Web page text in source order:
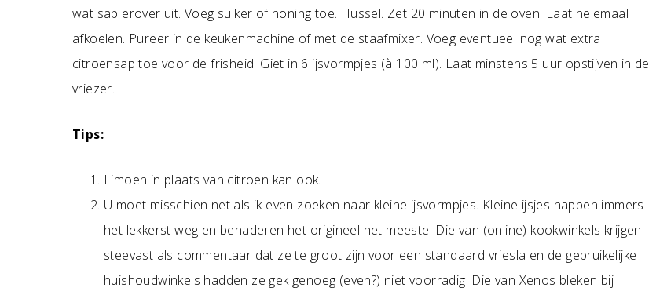
wat sap erover uit. Voeg suiker of honing toe. Hussel. Zet 20 minuten in de oven. Laat helemaal
afkoelen. Pureer in de keukenmachine of met de staafmixer. Voeg eventueel nog wat extra
citroensap toe voor de frisheid. Giet in 6 ijsvormpjes (à 100 ml). Laat minstens 5 uur opstijven in de
vriezer.
Tips:
Limoen in plaats van citroen kan ook.
U moet misschien net als ik even zoeken naar kleine ijsvormpjes. Kleine ijsjes happen immers
het lekkerst weg en benaderen het origineel het meeste. Die van (online) kookwinkels krijgen
steevast als commentaar dat ze te groot zijn voor een standaard vriesla en de gebruikelijke
huishoudwinkels hadden ze gek genoeg (even?) niet voorradig. Die van Xenos bleken bij